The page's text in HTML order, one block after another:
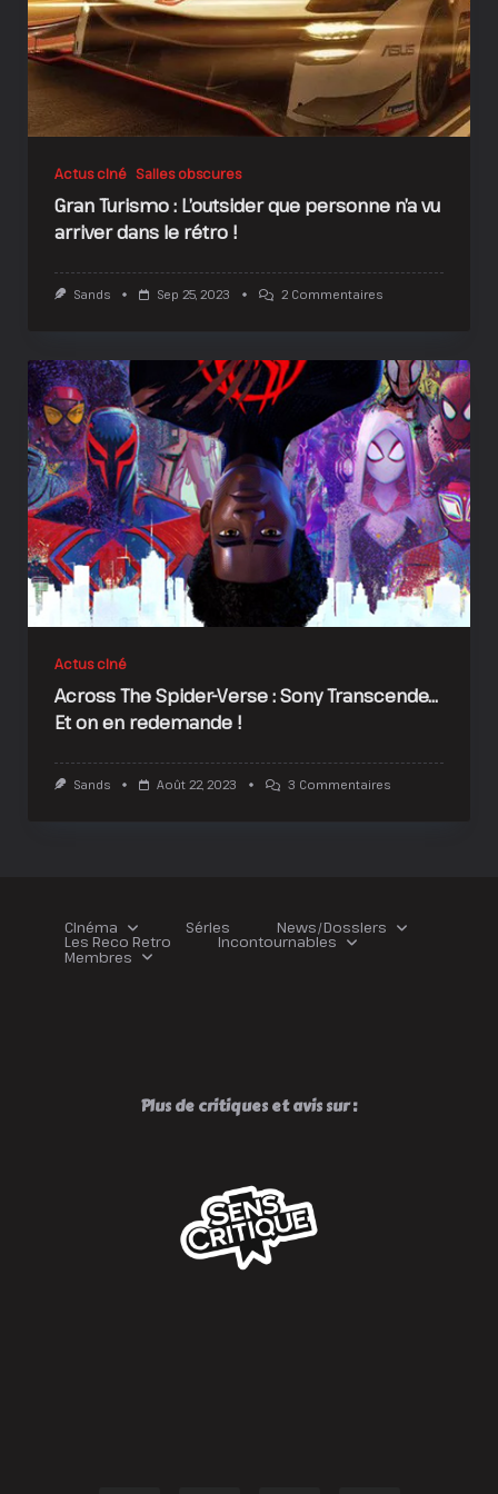
Actus ciné Salles obscures
Gran Turismo : L’outsider que personne n’a vu
arriver dans le rétro !
Sands Sep 25, 2023 2 CommentairesSur
L’outsider
Que
Personne
N’a
Vu
Arriver
Dans
Le
Rétro
!
Actus ciné
Across The Spider-Verse : Sony Transcende…
Et on en redemande !
Sands Août 22, 2023 3 CommentairesSur
On
Cinéma Séries News/Dossiers
Les Reco Retro Incontournables
Membres
Plus de critiques et avis sur :